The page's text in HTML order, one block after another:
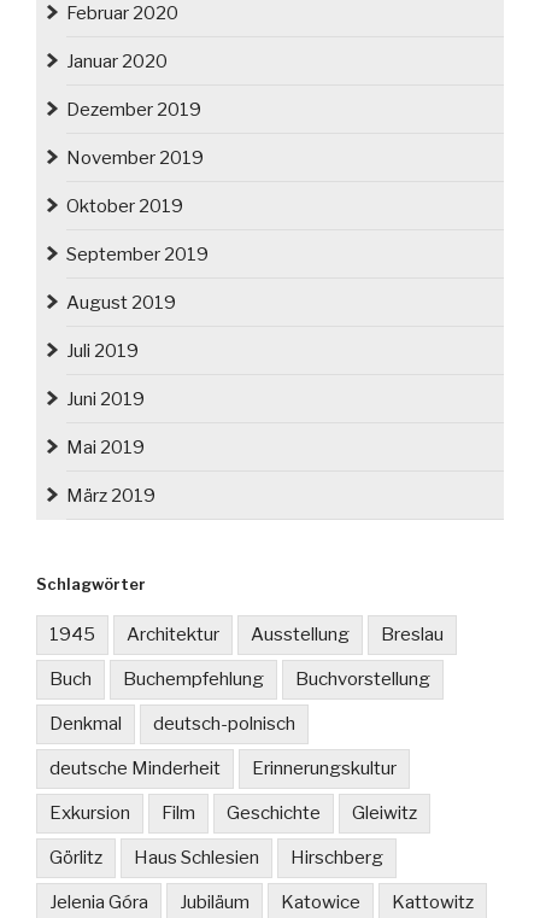
Februar 2020
Januar 2020
Dezember 2019
November 2019
Oktober 2019
September 2019
August 2019
Juli 2019
Juni 2019
Mai 2019
März 2019
Schlagwörter
1945 Architektur Ausstellung Breslau
Buch Buchempfehlung Buchvorstellung
Denkmal deutsch-polnisch
deutsche Minderheit Erinnerungskultur
Exkursion Film Geschichte Gleiwitz
Görlitz Haus Schlesien Hirschberg
Jelenia Góra Jubiläum Katowice Kattowitz